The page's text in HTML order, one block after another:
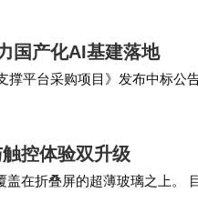
大型企业首席人力资源
与成本效率、融合全球
的稳健路径。
国产化AI基建落地
平台采购项目》发布中标公
为4459.86万元。 …
控体验双升级
在折叠屏的超薄玻璃之上。
乎更青睐…